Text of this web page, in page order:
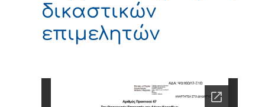
δικαστικών
επιμελητών